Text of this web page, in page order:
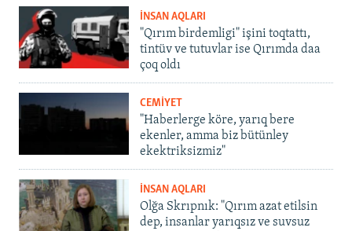
İNSAN AQLARI
"Qırım birdemligi" işini toqtattı,
tintüv ve tutuvlar ise Qırımda daa
çoq oldı
CEMİYET
"Haberlerge köre, yarıq bere
ekenler, amma biz bütünley
ekektriksizmiz"
İNSAN AQLARI
Olğa Skrıpnık: "Qırım azat etilsin
dep, insanlar yarıqsız ve suvsuz